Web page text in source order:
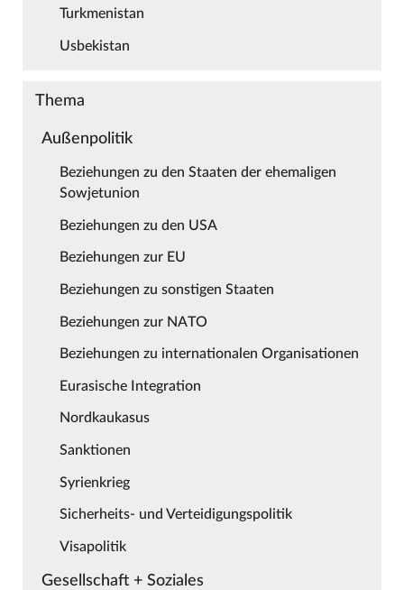
Turkmenistan
Usbekistan
Thema
Außenpolitik
Beziehungen zu den Staaten der ehemaligen
Sowjetunion
Beziehungen zu den USA
Beziehungen zur EU
Beziehungen zu sonstigen Staaten
Beziehungen zur NATO
Beziehungen zu internationalen Organisationen
Eurasische Integration
Nordkaukasus
Sanktionen
Syrienkrieg
Sicherheits- und Verteidigungspolitik
Visapolitik
Gesellschaft + Soziales